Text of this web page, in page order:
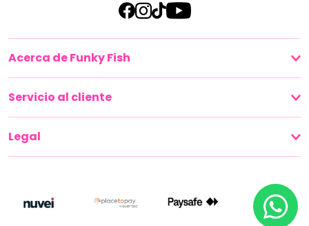
Acerca de Funky Fish
Servicio al cliente
Legal